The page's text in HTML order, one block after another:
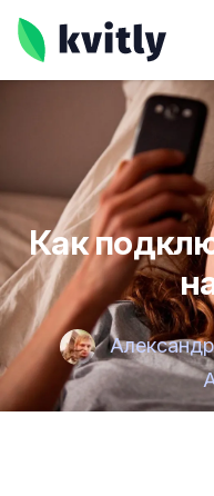
kvitly
Как